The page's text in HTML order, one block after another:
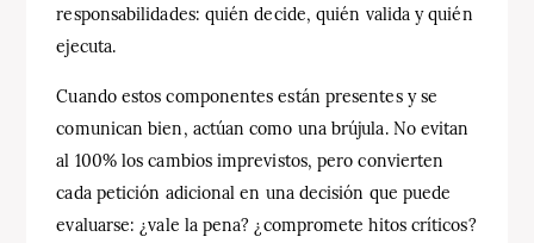
responsabilidades: quién decide, quién valida y quién
ejecuta.
Cuando estos componentes están presentes y se
comunican bien, actúan como una brújula. No evitan
al 100% los cambios imprevistos, pero convierten
cada petición adicional en una decisión que puede
evaluarse: ¿vale la pena? ¿compromete hitos críticos?